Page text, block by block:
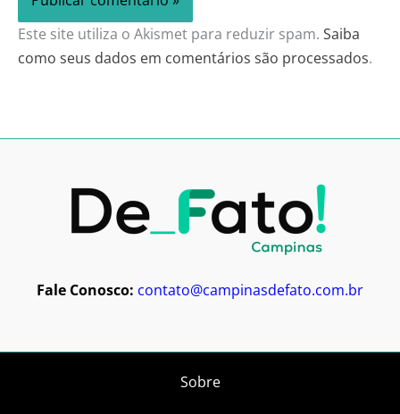
Este site utiliza o Akismet para reduzir spam. Saiba
como seus dados em comentários são processados.
Fale Conosco: contato@campinasdefato.com.br
Sobre